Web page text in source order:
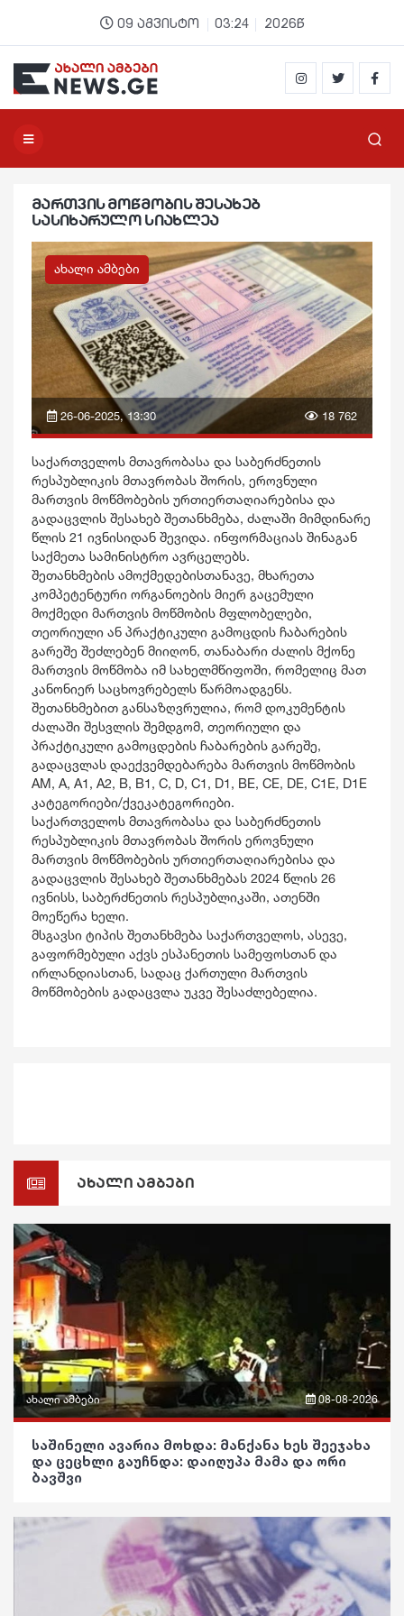
09 აგვისტო 03:24 2026წ
მართვის მოწმობის შესახებ
სასიხარულო სიახლეა
ახალი ამბები
26-06-2025, 13:30 18 762
საქართველოს მთავრობასა და საბერძნეთის
რესპუბლიკის მთავრობას შორის, ეროვნული
მართვის მოწმობების ურთიერთაღიარებისა და
გადაცვლის შესახებ შეთანხმება, ძალაში მიმდინარე
წლის 21 ივნისიდან შევიდა. ინფორმაციას შინაგან
საქმეთა სამინისტრო ავრცელებს.
შეთანხმების ამოქმედებისთანავე, მხარეთა
კომპეტენტური ორგანოების მიერ გაცემული
მოქმედი მართვის მოწმობის მფლობელები,
თეორიული ან პრაქტიკული გამოცდის ჩაბარების
გარეშე შეძლებენ მიიღონ, თანაბარი ძალის მქონე
მართვის მოწმობა იმ სახელმწიფოში, რომელიც მათ
კანონიერ საცხოვრებელს წარმოადგენს.
შეთანხმებით განსაზღვრულია, რომ დოკუმენტის
ძალაში შესვლის შემდგომ, თეორიული და
პრაქტიკული გამოცდების ჩაბარების გარეშე,
გადაცვლას დაექვემდებარება მართვის მოწმობის
AM, A, A1, A2, B, B1, C, D, C1, D1, BE, CE, DE, C1E, D1E
კატეგორიები/ქვეკატეგორიები.
საქართველოს მთავრობასა და საბერძნეთის
რესპუბლიკის მთავრობას შორის ეროვნული
მართვის მოწმობების ურთიერთაღიარებისა და
გადაცვლის შესახებ შეთანხმებას 2024 წლის 26
ივნისს, საბერძნეთის რესპუბლიკაში, ათენში
მოეწერა ხელი.
მსგავსი ტიპის შეთანხმება საქართველოს, ასევე,
გაფორმებული აქვს ესპანეთის სამეფოსთან და
ირლანდიასთან, სადაც ქართული მართვის
მოწმობების გადაცვლა უკვე შესაძლებელია.
ახალი ამბები
ახალი ამბები
ვიდეო
08-08-2026
საშინელი ავარია მოხდა: მან­ქა­ნა ხეს შე­ე­ჯა­ხა
და ცე­ცხლი გა­უჩ­ნდა: დაიღუპა მამა და ორი
ბავშვი